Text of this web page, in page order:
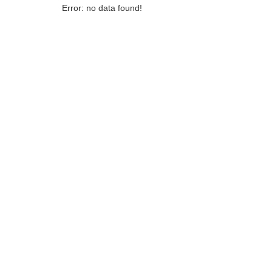
Error: no data found!